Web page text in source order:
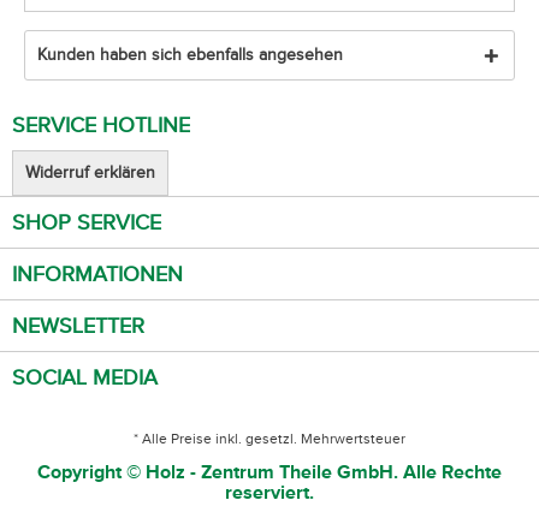
Kunden haben sich ebenfalls angesehen
SERVICE HOTLINE
Widerruf erklären
SHOP SERVICE
INFORMATIONEN
NEWSLETTER
SOCIAL MEDIA
* Alle Preise inkl. gesetzl. Mehrwertsteuer
Copyright © Holz - Zentrum Theile GmbH. Alle Rechte
reserviert.